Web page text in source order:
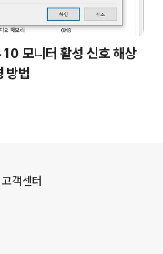
10 모니터 활성 신호 해상
방법
고객센터